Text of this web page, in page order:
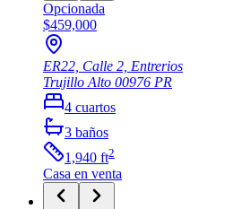
Opcionada
$459,000
ER22, Calle 2, Entrerios
Trujillo Alto 00976 PR
4 cuartos
3 baños
1,940 ft2
Casa en venta